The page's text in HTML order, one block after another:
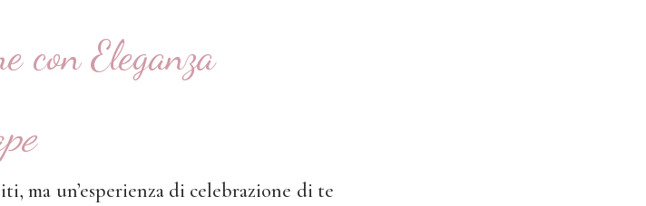
con Eleganza
ma un’esperienza di celebrazione di te